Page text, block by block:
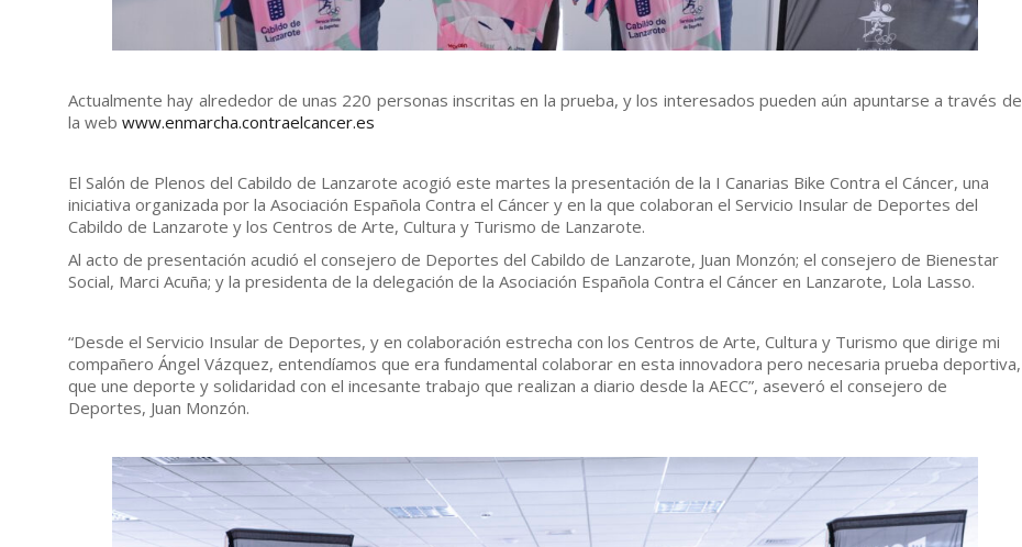
Actualmente hay alrededor de unas 220 personas inscritas en la prueba, y los interesados pueden aún apuntarse a través de
la web www.enmarcha.contraelcancer.es
El Salón de Plenos del Cabildo de Lanzarote acogió este martes la presentación de la I Canarias Bike Contra el Cáncer, una
iniciativa organizada por la Asociación Española Contra el Cáncer y en la que colaboran el Servicio Insular de Deportes del
Cabildo de Lanzarote y los Centros de Arte, Cultura y Turismo de Lanzarote.
Al acto de presentación acudió el consejero de Deportes del Cabildo de Lanzarote, Juan Monzón; el consejero de Bienestar
Social, Marci Acuña; y la presidenta de la delegación de la Asociación Española Contra el Cáncer en Lanzarote, Lola Lasso.
“Desde el Servicio Insular de Deportes, y en colaboración estrecha con los Centros de Arte, Cultura y Turismo que dirige mi
compañero Ángel Vázquez, entendíamos que era fundamental colaborar en esta innovadora pero necesaria prueba deportiva,
que une deporte y solidaridad con el incesante trabajo que realizan a diario desde la AECC”, aseveró el consejero de
Deportes, Juan Monzón.